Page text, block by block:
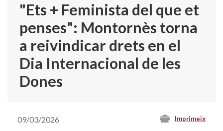
"Ets + Feminista del que et
penses": Montornès torna
a reivindicar drets en el
Dia Internacional de les
Dones
Imprimeix
09/03/2026